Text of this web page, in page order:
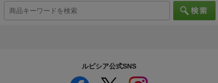
ルピシア公式SNS